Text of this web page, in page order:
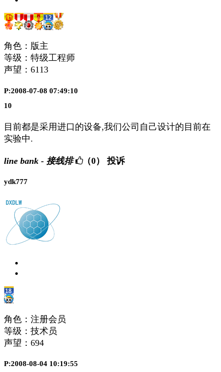
角色：版主
等级：特级工程师
声望： 6113
P:2008-07-08 07:49:10
10
目前都是采用进口的设备,我们公司自己设计的目前在
实验中.
line bank - 接线排 （0） 投诉
ydk777
角色：注册会员
等级：技术员
声望： 694
P:2008-08-04 10:19:55